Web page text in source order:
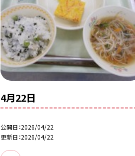
4月22日
公開日 2026/04/22
更新日 2026/04/22